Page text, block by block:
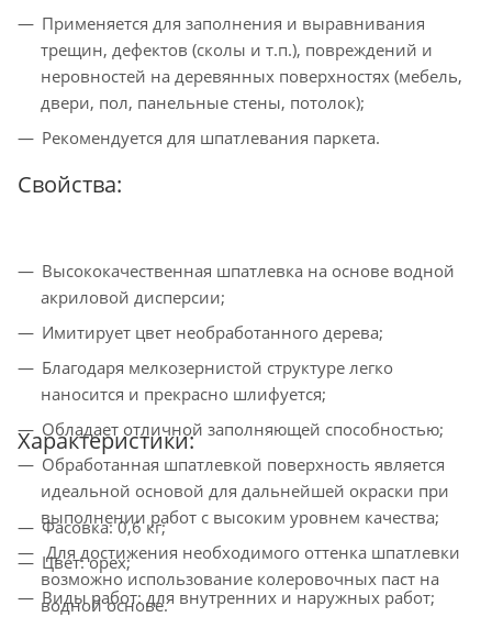
Применяется для заполнения и выравнивания
трещин, дефектов (сколы и т.п.), повреждений и
неровностей на деревянных поверхностях (мебель,
двери, пол, панельные стены, потолок);
Рекомендуется для шпатлевания паркета.
Свойства:
Высококачественная шпатлевка на основе водной
акриловой дисперсии;
Имитирует цвет необработанного дерева;
Благодаря мелкозернистой структуре легко
наносится и прекрасно шлифуется;
Обладает отличной заполняющей способностью;
Обработанная шпатлевкой поверхность является
идеальной основой для дальнейшей окраски при
выполнении работ с высоким уровнем качества;
Для достижения необходимого оттенка шпатлевки
возможно использование колеровочных паст на
водной основе.
Характеристики:
Фасовка: 0,6 кг;
Цвет: орех;
Виды работ: для внутренних и наружных работ;